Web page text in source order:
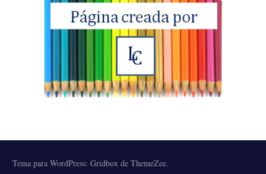
Tema para WordPress: Gridbox de ThemeZee.